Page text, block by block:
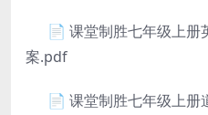
📄 课堂制胜七年级上册
案.pdf
📄 课堂制胜七年级上册